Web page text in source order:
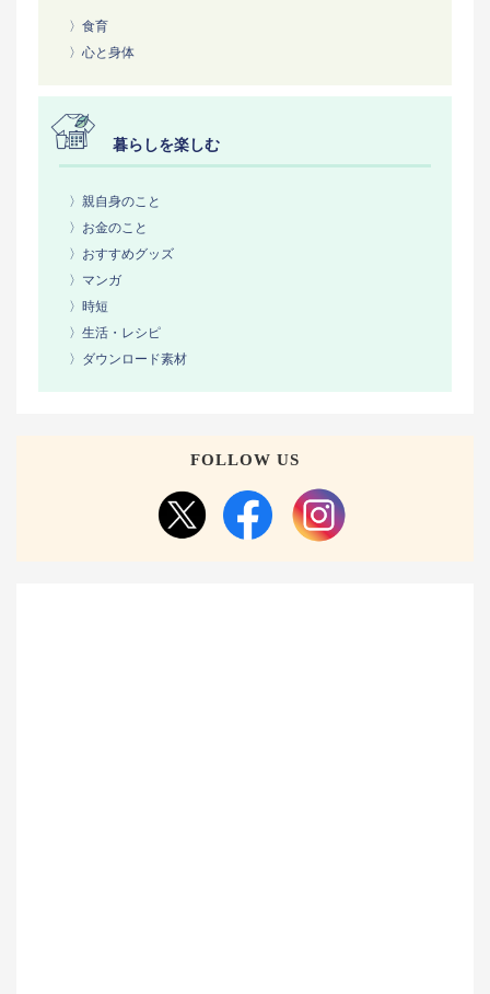
〉食育
〉心と身体
暮らしを楽しむ
〉親自身のこと
〉お金のこと
〉おすすめグッズ
〉マンガ
〉時短
〉生活・レシピ
〉ダウンロード素材
FOLLOW US